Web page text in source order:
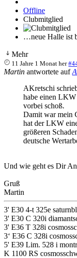
Offline
Clubmitglied
…neue Halle ist
Mehr
11 Jahre 1 Monat her
Martin antwortete auf
AKretschi
habe einen LKW
vorbei schoß.
Damit war mein
hat der LKW
größeren
deutsche
Und wie geht es Dir
Gruß
Martin
3' E30 4-t 325e
3' E30 C 320i
3' E36 T 328i
3‘ E36 C 328i
5' E39 Lim. 528 i
K 1100 RS